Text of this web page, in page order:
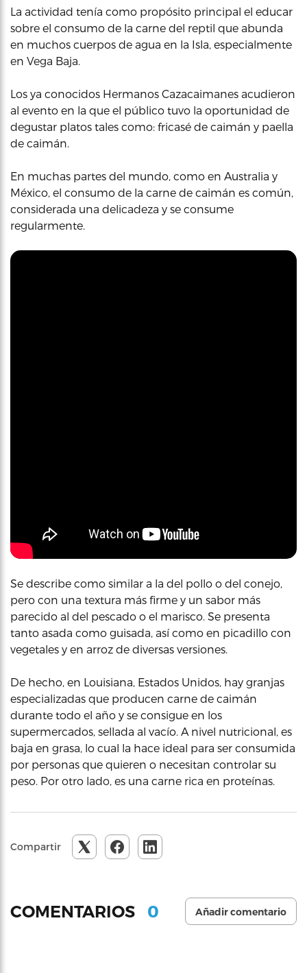
La actividad tenía como propósito principal el educar
sobre el consumo de la carne del reptil que abunda
en muchos cuerpos de agua en la Isla, especialmente
en Vega Baja.
Los ya conocidos Hermanos Cazacaimanes acudieron
al evento en la que el público tuvo la oportunidad de
degustar platos tales como: fricasé de caimán y paella
de caimán.
En muchas partes del mundo, como en Australia y
México, el consumo de la carne de caimán es común,
considerada una delicadeza y se consume
regularmente.
Se describe como similar a la del pollo o del conejo,
pero con una textura más firme y un sabor más
parecido al del pescado o el marisco. Se presenta
tanto asada como guisada, así como en picadillo con
vegetales y en arroz de diversas versiones.
De hecho, en Louisiana, Estados Unidos, hay granjas
especializadas que producen carne de caimán
durante todo el año y se consigue en los
supermercados, sellada al vacío. A nivel nutricional, es
baja en grasa, lo cual la hace ideal para ser consumida
por personas que quieren o necesitan controlar su
peso. Por otro lado, es una carne rica en proteínas.
Compartir
COMENTARIOS 0 Añadir comentario